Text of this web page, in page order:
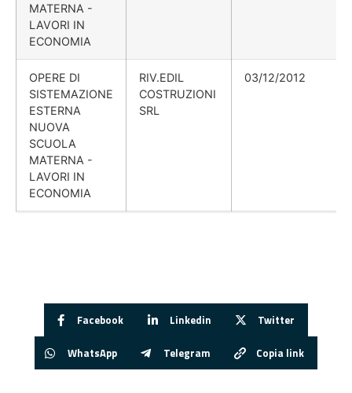
MATERNA -
LAVORI IN
ECONOMIA
OPERE DI
SISTEMAZIONE
ESTERNA
NUOVA
SCUOLA
MATERNA -
LAVORI IN
ECONOMIA
RIV.EDIL
COSTRUZIONI
SRL
03/12/2012
Facebook Linkedin Twitter
WhatsApp Telegram Copia link